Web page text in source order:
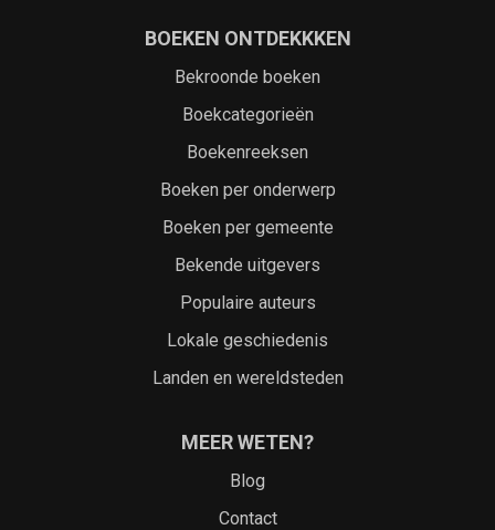
BOEKEN ONTDEKKKEN
Bekroonde boeken
Boekcategorieën
Boekenreeksen
Boeken per onderwerp
Boeken per gemeente
Bekende uitgevers
Populaire auteurs
Lokale geschiedenis
Landen en wereldsteden
MEER WETEN?
Blog
Contact